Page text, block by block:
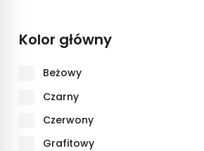
Kolor główny
Beżowy
Czarny
Czerwony
Grafitowy